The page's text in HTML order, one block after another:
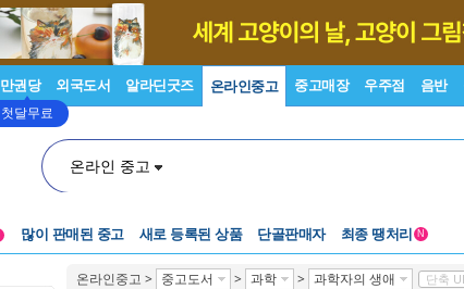
만권당
첫달무료
외국도서 알라딘굿즈 온라인중고 중고매장 우주점 음반
온라인 중고
많이 판매된 중고 새로 등록된 상품 단골판매자 최종 땡처리 N
온라인중고 > 중고도서 > 과학 > 과학자의 생애 단축